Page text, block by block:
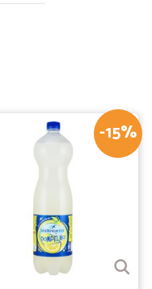
10/10/2020
-15%